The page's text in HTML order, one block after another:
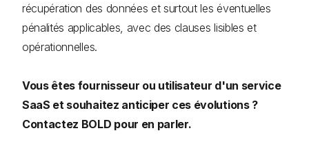
récupération des données et surtout les éventuelles
pénalités applicables, avec des clauses lisibles et
opérationnelles.
Vous êtes fournisseur ou utilisateur d'un service
SaaS et souhaitez anticiper ces évolutions ?
Contactez BOLD pour en parler.